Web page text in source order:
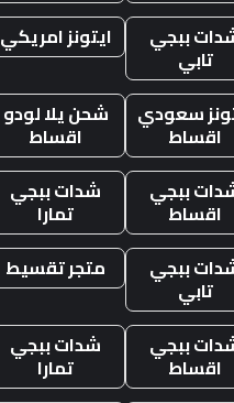
ببجي
تابي
ايتونز امريكي
سعودي
اقساط
شحن يلا لودو
اقساط
ببجي
اقساط
شدات ببجي
تمارا
ببجي
تابي
متجر تقسيط
ببجي
اقساط
شدات ببجي
تمارا